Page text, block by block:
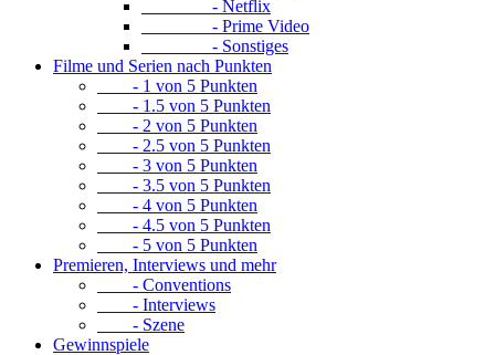
- Netflix
- Prime Video
- Sonstiges
Filme und Serien nach Punkten
- 1 von 5 Punkten
- 1.5 von 5 Punkten
- 2 von 5 Punkten
- 2.5 von 5 Punkten
- 3 von 5 Punkten
- 3.5 von 5 Punkten
- 4 von 5 Punkten
- 4.5 von 5 Punkten
- 5 von 5 Punkten
Premieren, Interviews und mehr
- Conventions
- Interviews
- Szene
Gewinnspiele